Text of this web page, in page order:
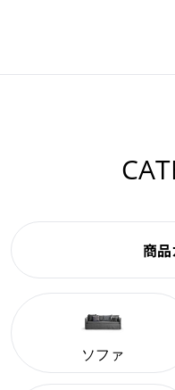
商
ソファ